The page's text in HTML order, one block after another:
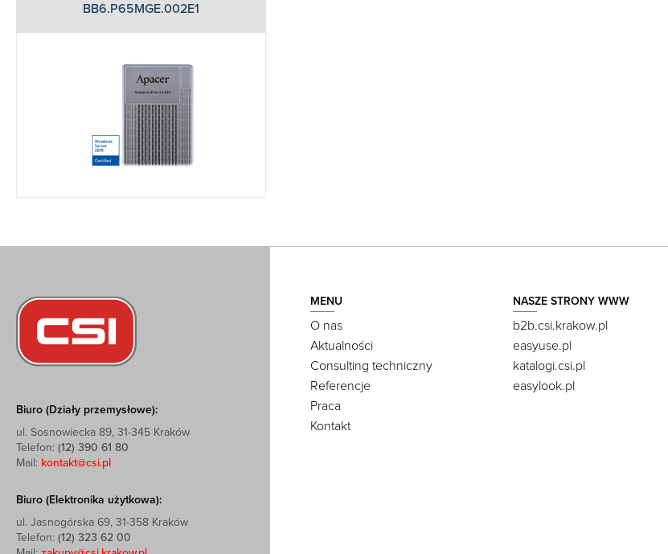
BB6.P65MGE.002E1
Biuro (Działy przemysłowe):
ul. Sosnowiecka 89, 31-345 Kraków
Telefon: (12) 390 61 80
Mail: kontakt@csi.pl
Biuro (Elektronika użytkowa):
ul. Jasnogórska 69, 31-358 Kraków
Telefon: (12) 323 62 00
MENU
O nas
Aktualności
Consulting techniczny
Referencje
Praca
Kontakt
NASZE STRONY WWW
b2b.csi.krakow.pl
easyuse.pl
katalogi.csi.pl
easylook.pl